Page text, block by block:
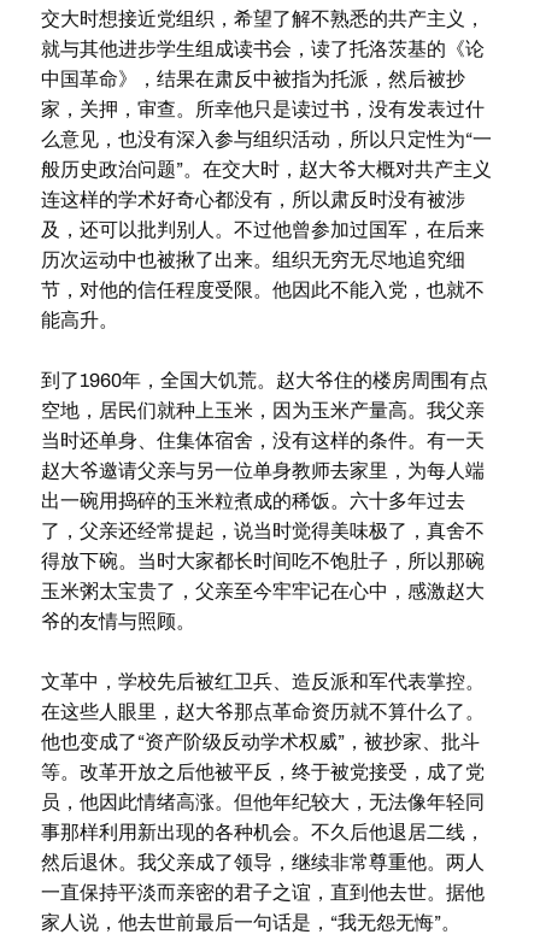
交大时想接近党组织，希望了解不熟悉的共产主义，
就与其他进步学生组成读书会，读了托洛茨基的《论
中国革命》，结果在肃反中被指为托派，然后被抄
家，关押，审查。所幸他只是读过书，没有发表过什
么意见，也没有深入参与组织活动，所以只定性为“一
般历史政治问题”。在交大时，赵大爷大概对共产主义
连这样的学术好奇心都没有，所以肃反时没有被涉
及，还可以批判别人。不过他曾参加过国军，在后来
历次运动中也被揪了出来。组织无穷无尽地追究细
节，对他的信任程度受限。他因此不能入党，也就不
能高升。
到了1960年，全国大饥荒。赵大爷住的楼房周围有点
空地，居民们就种上玉米，因为玉米产量高。我父亲
当时还单身、住集体宿舍，没有这样的条件。有一天
赵大爷邀请父亲与另一位单身教师去家里，为每人端
出一碗用捣碎的玉米粒煮成的稀饭。六十多年过去
了，父亲还经常提起，说当时觉得美味极了，真舍不
得放下碗。当时大家都长时间吃不饱肚子，所以那碗
玉米粥太宝贵了，父亲至今牢牢记在心中，感激赵大
爷的友情与照顾。
文革中，学校先后被红卫兵、造反派和军代表掌控。
在这些人眼里，赵大爷那点革命资历就不算什么了。
他也变成了“资产阶级反动学术权威”，被抄家、批斗
等。改革开放之后他被平反，终于被党接受，成了党
员，他因此情绪高涨。但他年纪较大，无法像年轻同
事那样利用新出现的各种机会。不久后他退居二线，
然后退休。我父亲成了领导，继续非常尊重他。两人
一直保持平淡而亲密的君子之谊，直到他去世。据他
家人说，他去世前最后一句话是，“我无怨无悔”。